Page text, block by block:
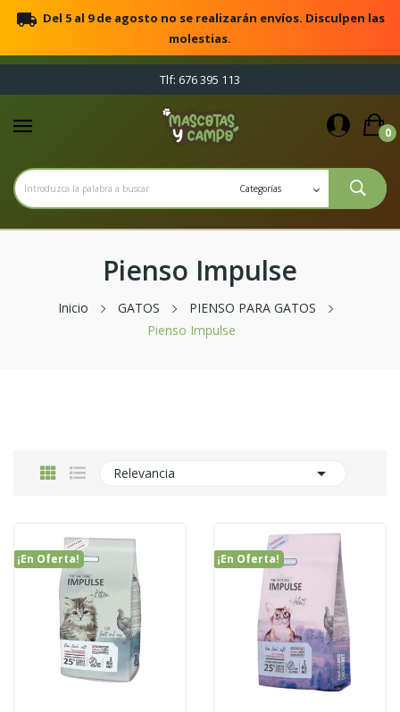
local_shipping Del 5 al 9 de agosto no se realizarán envíos. Disculpen las
molestias.
Tlf: 676 395 113
0
Pienso Impulse
Inicio GATOS
PIENSO PARA GATOS
Pienso Impulse
Relevancia 
¡En Oferta! ¡En Oferta!